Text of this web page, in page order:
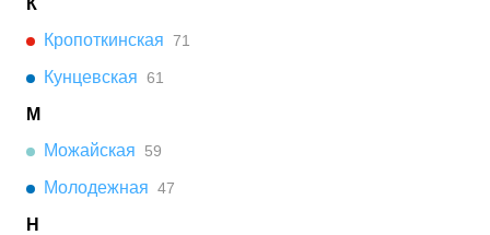
К
Кропоткинская 71
Кунцевская 61
М
Можайская
59
Молодежная 47
Н